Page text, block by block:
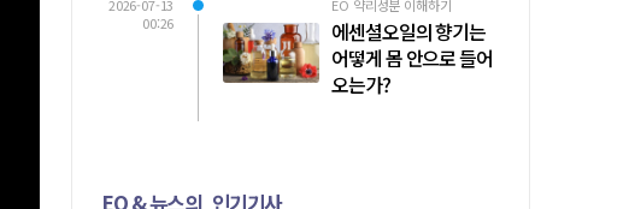
2026-07-13
00:26
EO 약리성분 이해하기
에센셜오일의 향기는
어떻게 몸 안으로 들어
오는가?
EO & 뉴스의 인기기사